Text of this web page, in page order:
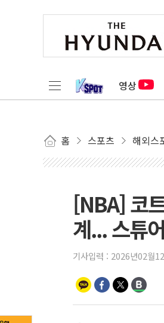
영상
홈 스포츠 해외스
[NBA] 코
계... 스튜
기사입력 : 2026년02월